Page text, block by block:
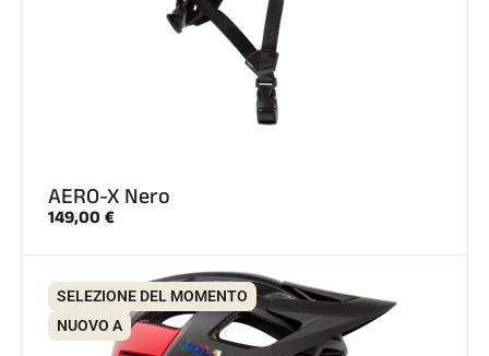
AERO-X Nero
149,00 €
SELEZIONE DEL MOMENTO
NUOVO A